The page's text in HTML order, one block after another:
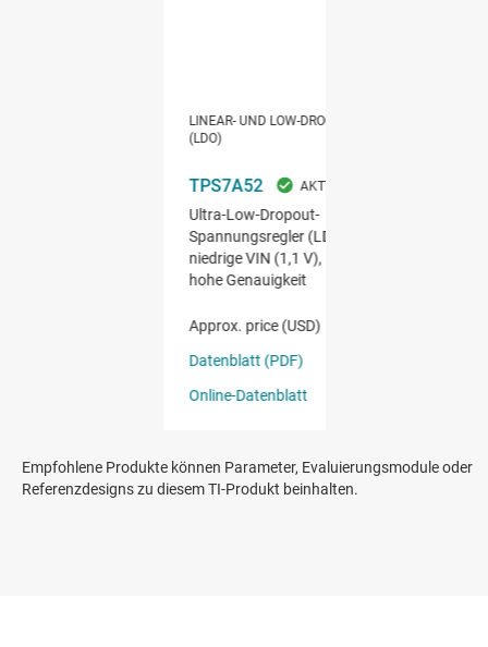
Empfohlene Produkte können Parameter, Evaluierungsmodule oder
Referenzdesigns zu diesem TI-Produkt beinhalten.